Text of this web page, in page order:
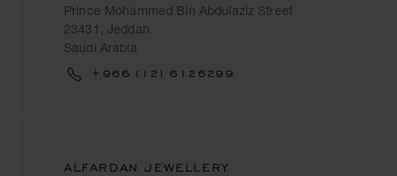
Prince Mohammed Bin Abdulaziz Street
23431, Jeddah
Saudi Arabia
+966 (12) 6126299
ALFARDAN JEWELLERY